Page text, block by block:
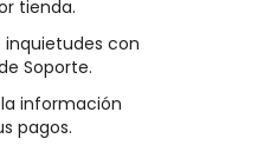
tienda.
inquietudes con
Soporte.
información
pagos.